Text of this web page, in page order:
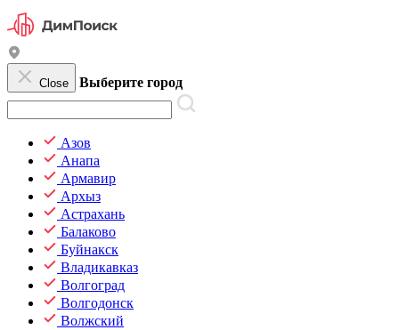
Close Выберите город
Азов
Анапа
Армавир
Архыз
Астрахань
Балаково
Буйнакск
Владикавказ
Волгоград
Волгодонск
Волжский